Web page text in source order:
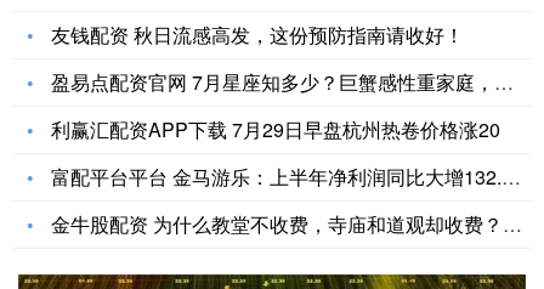
友钱配资 秋日流感高发，这份预防指南请收好！
盈易点配资官网 7月星座知多少？巨蟹感性重家庭，人际交往超受
利赢汇配资APP下载 7月29日早盘杭州热卷价格涨20
富配平台平台 金马游乐：上半年净利润同比大增132.69%
金牛股配资 为什么教堂不收费，寺庙和道观却收费？原因很简单